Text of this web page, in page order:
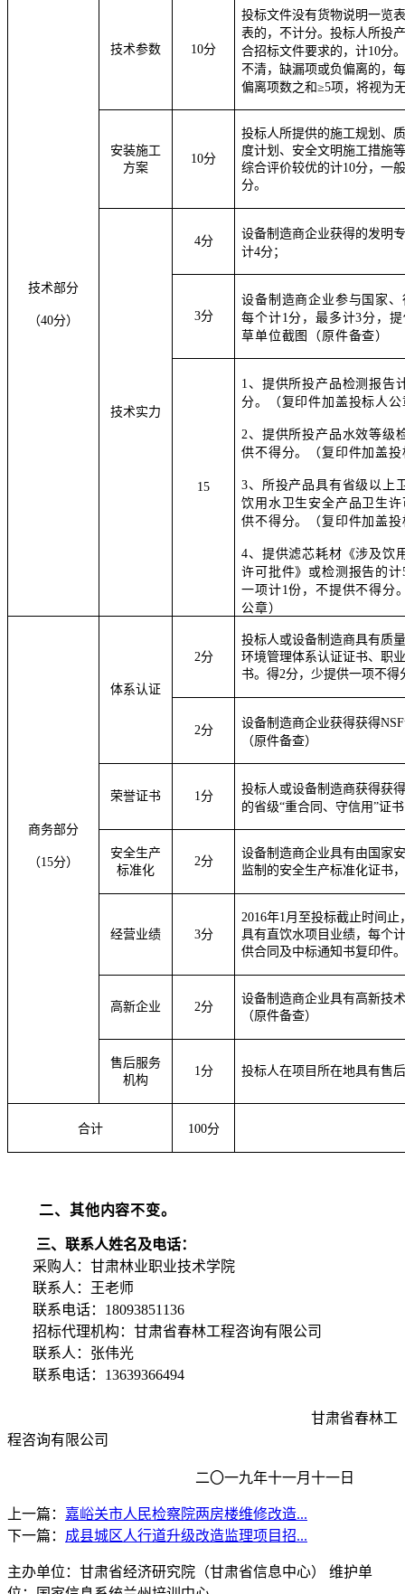
技术部分
（40分）
技术参数 10分
投标文件没有货物说明一览
表的，不计分。投标人所投
合招标文件要求的，计10分
不清，缺漏项或负偏离的，
偏离项数之和≥5项，将视为
安装施工
方案
10分
投标人所提供的施工规划、
度计划、安全文明施工措施
综合评价较优的计10分，一
分。
技术实力
4分
设备制造商企业获得的发明
计4分；
3分
设备制造商企业参与国家
每个计1分，最多计3分，
草单位截图（原件备查）
15
1、 提供所投产品检测报告
分。（复印件加盖投标人公
2、 提供所投产品水效等级
供不得分。（复印件加盖
3、 所投产品具有省级以上
饮用水卫生安全产品卫生
供不得分。 （复印件加盖
4、 提供滤芯耗材《涉及饮
许可批件》或检测报告的计
一项计1份 ，不提供不得分
公章）
商务部分
（15分）
体系认证
2分
投标人或设备制造商具有质
环境管理体系认证证书、职
书。得2分，少提供一项不得
2分
设备制造商企业获得获得
（原件备查）
荣誉证书 1分
投标人或设备制造商获得获
的省级“重合同、守信用”证
安全生产
标准化
2分
设备制造商企业具有由国家
监制的安全生产标准化证书
经营业绩 3分
2016年1月至投标截止时间止
具有直饮水项目业绩，每个
供合同及中标通知书复印件
高新企业 2分
设备制造商企业具有高新技
（原件备查）
售后服务
机构
1分 投标人在项目所在地具有售
合计 100分
二、其他内容不变。
三、联系人姓名及电话：
采购人：甘肃林业职业技术学院
联系人：王老师
联系电话： 18093851136
招标代理机构：甘肃省春林工程咨询有限公司
联系人：张伟光
联系电话： 13639366494
甘肃省春林工
程咨询有限公司
二〇一九年十一月 十一 日
上一篇： 嘉峪关市人民检察院两房楼维修改造...
下一篇： 成县城区人行道升级改造监理项目招...
主办单位：甘肃省经济研究院（甘肃省信息中心） 维护单